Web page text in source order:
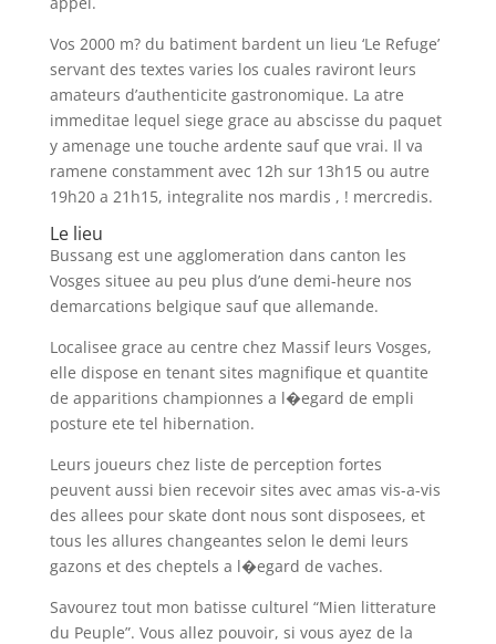
Vos 2000 m? du batiment bardent un lieu ‘Le Refuge’
servant des textes varies los cuales raviront leurs
amateurs d’authenticite gastronomique. La atre
immeditae lequel siege grace au abscisse du paquet
y amenage une touche ardente sauf que vrai. Il va
ramene constamment avec 12h sur 13h15 ou autre
19h20 a 21h15, integralite nos mardis , ! mercredis.
Le lieu
Bussang est une agglomeration dans canton les
Vosges situee au peu plus d’une demi-heure nos
demarcations belgique sauf que allemande.
Localisee grace au centre chez Massif leurs Vosges,
elle dispose en tenant sites magnifique et quantite
de apparitions championnes a l�egard de empli
posture ete tel hibernation.
Leurs joueurs chez liste de perception fortes
peuvent aussi bien recevoir sites avec amas vis-a-vis
des allees pour skate dont nous sont disposees, et
tous les allures changeantes selon le demi leurs
gazons et des cheptels a l�egard de vaches.
Savourez tout mon batisse culturel “Mien litterature
du Peuple”. Vous allez pouvoir, si vous ayez de la